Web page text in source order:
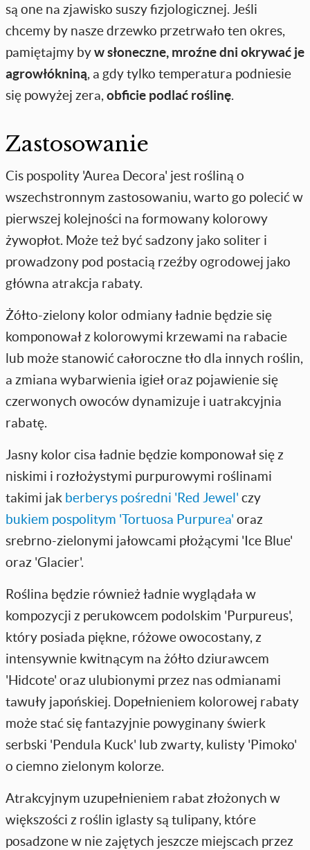
są one na zjawisko suszy fizjologicznej. Jeśli
chcemy by nasze drzewko przetrwało ten okres,
pamiętajmy byw słoneczne, mroźne dni okrywać je
agrowłókniną, a gdy tylko temperatura podniesie
się powyżej zera, obficie podlać roślinę.
Zastosowanie
Cis pospolity 'Aurea Decora' jest rośliną o
wszechstronnym zastosowaniu, warto go polecić w
pierwszej kolejności na formowany kolorowy
żywopłot. Może też być sadzony jako soliter i
prowadzony pod postacią rzeźby ogrodowej jako
główna atrakcja rabaty.
Żółto-zielony kolor odmiany ładnie będzie się
komponował z kolorowymi krzewami na rabacie
lub może stanowić całoroczne tło dla innych roślin,
a zmiana wybarwienia igieł oraz pojawienie się
czerwonych owoców dynamizuje i uatrakcyjnia
rabatę.
Jasny kolor cisa ładnie będzie komponował się z
niskimi i rozłożystymi purpurowymi roślinami
takimi jak berberys pośredni 'Red Jewel' czy
bukiem pospolitym 'Tortuosa Purpurea' oraz
srebrno-zielonymi jałowcami płożącymi 'Ice Blue'
oraz 'Glacier'.
Roślina będzie również ładnie wyglądała w
kompozycji z perukowcem podolskim 'Purpureus',
który posiada piękne, różowe owocostany, z
intensywnie kwitnącym na żółto dziurawcem
'Hidcote' oraz ulubionymi przez nas odmianami
tawuły japońskiej. Dopełnieniem kolorowej rabaty
może stać się fantazyjnie powyginany świerk
serbski 'Pendula Kuck' lub zwarty, kulisty 'Pimoko'
o ciemno zielonym kolorze.
Atrakcyjnym uzupełnieniem rabat złożonych w
większości z roślin iglasty są tulipany, które
posadzone w nie zajętych jeszcze miejscach przez